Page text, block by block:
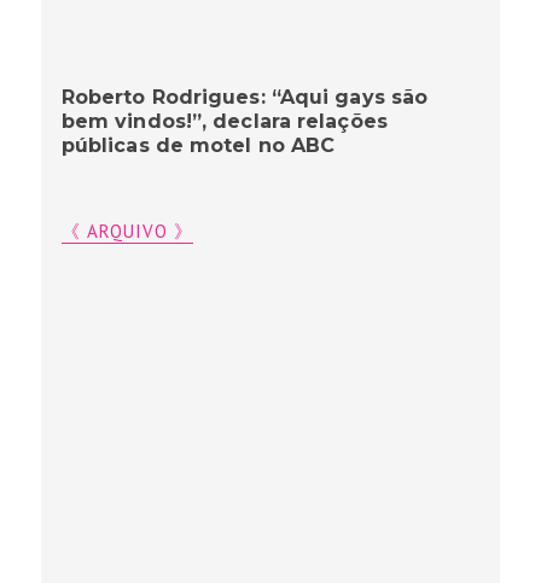
Roberto Rodrigues: “Aqui gays são
bem vindos!”, declara relações
públicas de motel no ABC
《 ARQUIVO 》